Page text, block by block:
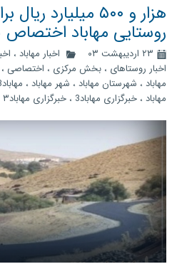
هزار و ۵۰۰
روستایی مهاباد اختصاص
۲۳ اردیبهشت ۰۳ اخبار مهاباد ،
اخبار روستاهای ، بخش مرکزی ، اختصاصی ،
مهاباد ، شهرستان مهاباد ، شهر مهاباد ، مهاباد3
مهاباد ، خبرگزاری مهاباد3 ، خبرگزاری مهاباد۳